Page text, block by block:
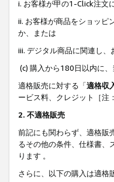
i. お客様が甲の1-Click注文
ii. お客様が商品をショッピ
か、または
iii. デジタル商品に関連し
(c) 購入から180日以内に
適格販売に対する「適格収
ービス料、クレジット［注
2. 不適格販売
前記にも関わらず、適格販
るその他の条件、仕様書、
ります 。
さらに、以下の購入は適格